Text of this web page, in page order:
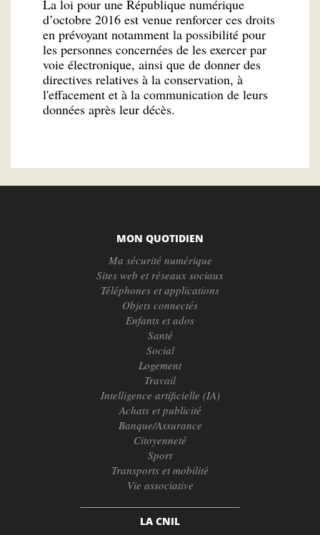
La loi pour une République numérique
d’octobre 2016 est venue renforcer ces droits
en prévoyant notamment la possibilité pour
les personnes concernées de les exercer par
voie électronique, ainsi que de donner des
directives relatives à la conservation, à
l'effacement et à la communication de leurs
données après leur décès.
MON QUOTIDIEN
Ma sécurité numérique
Sites web et réseaux sociaux
Téléphones et applications
Objets connectés
Enfants et ados
Santé
Social
Logement
Travail
Intelligence artificielle (IA)
Achats et publicité
Banque/Assurance
Citoyenneté
Sport
Transports et mobilité
Vie associative
LA CNIL